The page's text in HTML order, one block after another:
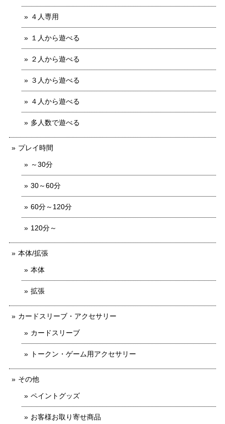
４人専用
１人から遊べる
２人から遊べる
３人から遊べる
４人から遊べる
多人数で遊べる
プレイ時間
～30分
30～60分
60分～120分
120分～
本体/拡張
本体
拡張
カードスリーブ・アクセサリー
カードスリーブ
トークン・ゲーム用アクセサリー
その他
ペイントグッズ
お客様お取り寄せ商品